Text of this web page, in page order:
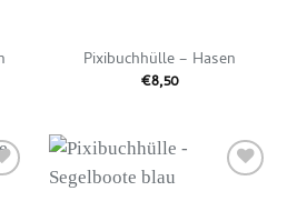
Pixibuchhülle – Hasen
€8,50